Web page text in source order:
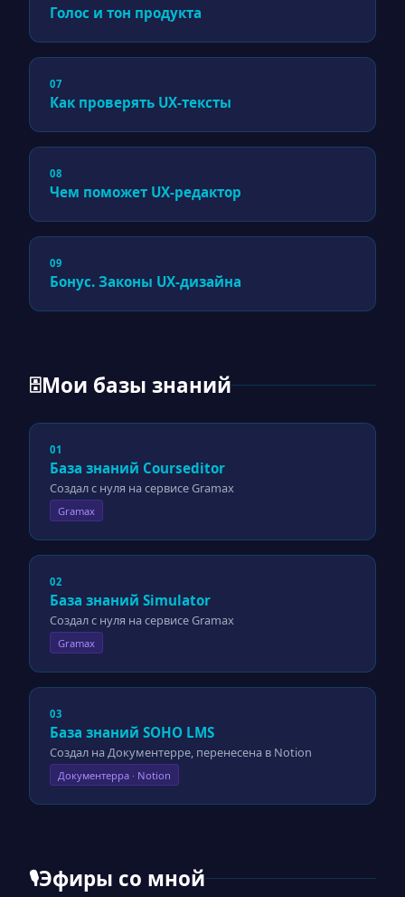
Голос и тон продукта
07
Как проверять UX-тексты
08
Чем поможет UX-редактор
09
Бонус. Законы UX-дизайна
🗄Мои базы знаний
01
База знаний Courseditor
Создал с нуля на сервисе Gramax
Gramax
02
База знаний Simulator
Создал с нуля на сервисе Gramax
Gramax
03
База знаний SOHO LMS
Создал на Документерре, перенесена в Notion
Документерра · Notion
🎙Эфиры со мной